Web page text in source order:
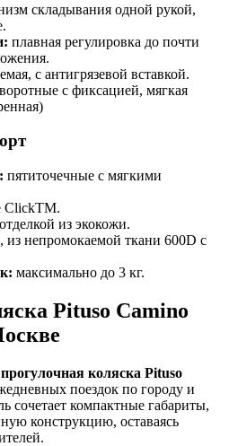
складывания одной рукой,
плавная регулировка до почти
с антигрязевой вставкой.
с фиксацией, мягкая
пятиточечные с мягкими
ClickTM.
из экокожи.
из непромокаемой ткани 600D с
максимально до 3 кг.
Pituso Camino
коляска Pituso
поездок по городу и
сочетает компактные габариты,
конструкцию, оставаясь